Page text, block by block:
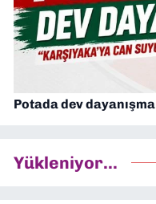
Potada dev dayanışma
Yükleniyor...